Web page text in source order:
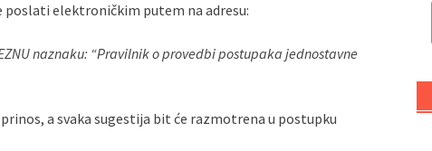
elektroničkim putem na adresu:
naznaku: “Pravilnik o provedbi postupaka jednostavne
a svaka sugestija bit će razmotrena u postupku